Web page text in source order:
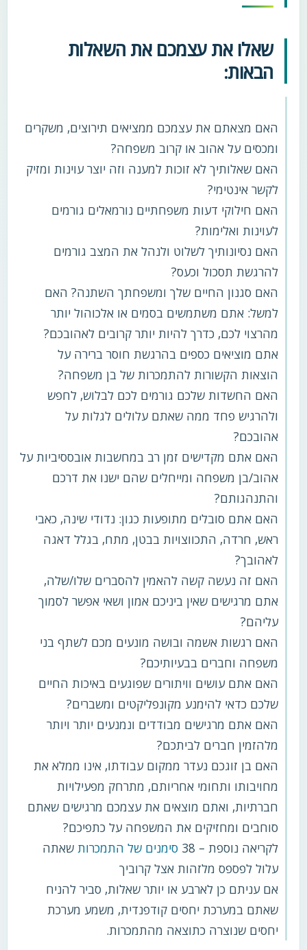
שאלו את עצמכם את השאלות
הבאות:
האם מצאתם את עצמכם ממציאים תירוצים, משקרים
ומכסים על אהוב או קרוב משפחה?
האם שאלותיך לא זוכות למענה וזה יוצר עוינות ומזיק
לקשר אינטימי?
האם חילוקי דעות משפחתיים נורמאלים גורמים
לעוינות ואלימות?
האם נסיונותיך לשלוט ולנהל את המצב גורמים
להרגשת תסכול וכעס?
האם סגנון החיים שלך ומשפחתך השתנה? האם
למשל: אתם משתמשים בסמים או אלכוהול יותר
מהרצוי לכם, כדרך להיות יותר קרובים לאהובכם?
אתם מוציאים כספים בהרגשת חוסר ברירה על
הוצאות הקשורות להתמכרות של בן משפחה?
האם החשדות שלכם גורמים לכם לבלוש, לחפש
ולהרגיש פחד ממה שאתם עלולים לגלות על
אהובכם?
האם אתם מקדישים זמן רב במחשבות אובססיביות על
אהוב/בן משפחה ומייחלים שהם ישנו את דרכם
והתנהגותם?
האם אתם סובלים מתופעות כגון: נדודי שינה, כאבי
ראש, חרדה, התכווצויות בבטן, מתח, בגלל דאגה
לאהובך?
האם זה נעשה קשה להאמין להסברים שלו/שלה,
אתם מרגישים שאין ביניכם אמון ושאי אפשר לסמוך
עליהם?
האם רגשות אשמה ובושה מונעים מכם לשתף בני
משפחה וחברים בבעיותיכם?
האם אתם עושים וויתורים שפוגעים באיכות החיים
שלכם כדאי להימנע מקונפליקטים ומשברים?
האם אתם מרגישים מבודדים ונמנעים יותר ויותר
מלהזמין חברים לביתכם?
האם בן זוגכם נעדר ממקום עבודתו, אינו ממלא את
מחויבותו ותחומי אחריותם, מתרחק מפעילויות
חברתיות, ואתם מוצאים את עצמכם מרגישים שאתם
סוחבים ומחזיקים את המשפחה על כתפיכם?
לקריאה נוספת – 38
סימנים של התמכרות שאתה
עלול לפספס מלזהות אצל קרוביך
אם עניתם כן לארבע או יותר שאלות, סביר להניח
שאתם במערכת יחסים קודפנדית, משמע מערכת
יחסים שנוצרה כתוצאה מהתמכרות.